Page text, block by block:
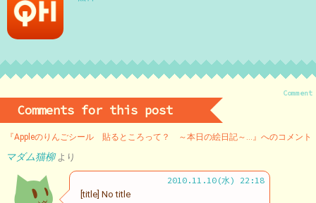
Comment
Comments for this post
『Appleのりんごシール 貼るところって？ ～本日の絵日記～…』へのコメント
マダム猫柳 より
2010.11.10(水) 22:18
[title] No title